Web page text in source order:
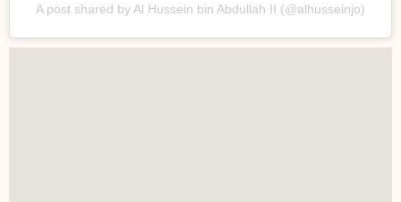
A post shared by Al Hussein bin Abdullah II (@alhusseinjo)